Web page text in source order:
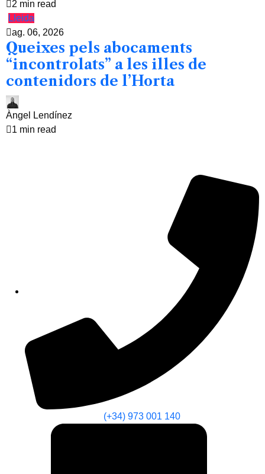
2 min read
Lleida
ag. 06, 2026
Queixes pels abocaments
“incontrolats” a les illes de
contenidors de l’Horta
Àngel Lendínez
1 min read
(+34) 973 001 140